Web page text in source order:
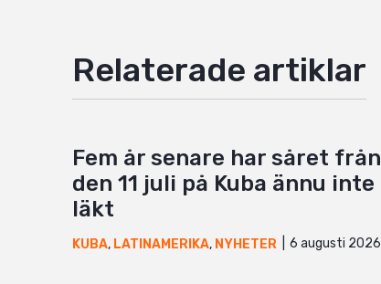
Relaterade artiklar
Fem år senare har såret från
den 11 juli på Kuba ännu inte
läkt
KUBA, LATINAMERIKA, NYHETER 6 augusti 2026